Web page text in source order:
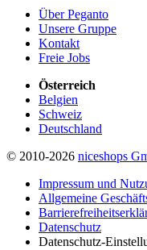
Über Peganto
Unsere Gruppe
Kontakt
Freie Jobs
Österreich
Belgien
Schweiz
Deutschland
© 2010-2026 niceshops
Impressum und
Allgemeine
Datenschutz
Datenschutz-